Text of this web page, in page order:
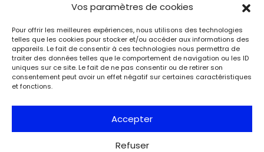
Vos paramètres de cookies
Pour offrir les meilleures expériences, nous utilisons des technologies
telles que les cookies pour stocker et/ou accéder aux informations des
appareils. Le fait de consentir à ces technologies nous permettra de
traiter des données telles que le comportement de navigation ou les ID
uniques sur ce site. Le fait de ne pas consentir ou de retirer son
consentement peut avoir un effet négatif sur certaines caractéristiques
et fonctions.
Accepter
Refuser